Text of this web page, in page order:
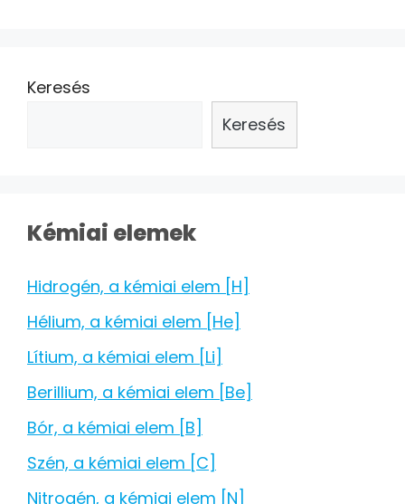
Keresés
Keresés
Kémiai elemek
Hidrogén, a kémiai elem [H]
Hélium, a kémiai elem [He]
Lítium, a kémiai elem [Li]
Berillium, a kémiai elem [Be]
Bór, a kémiai elem [B]
Szén, a kémiai elem [C]
Nitrogén, a kémiai elem [N]